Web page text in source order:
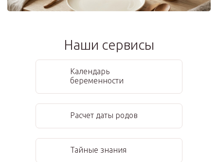
Наши сервисы
Календарь
беременности
Расчет даты родов
Тайные знания